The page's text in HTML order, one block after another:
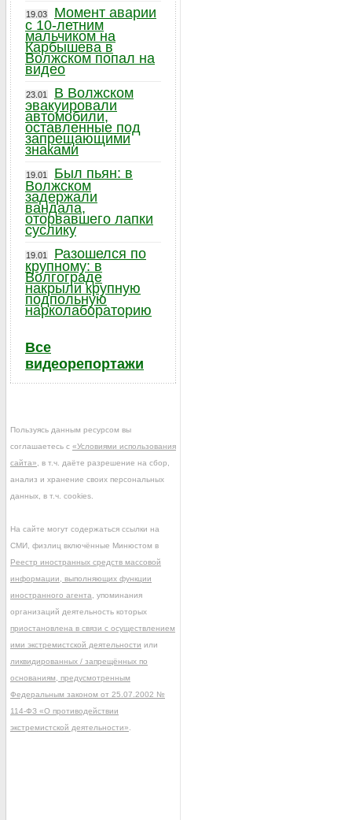
19.03
Момент аварии
с 10-летним
мальчиком на
Карбышева в
Волжском попал на
видео
23.01
В Волжском
эвакуировали
автомобили,
оставленные под
запрещающими
знаками
19.01
Был пьян: в
Волжском
задержали
вандала,
оторвавшего лапки
суслику
19.01
Разошелся по
крупному: в
Волгограде
накрыли крупную
подпольную
нарколабораторию
Все
видеорепортажи
Пользуясь данным ресурсом вы
соглашаетесь с «Условиями использования
сайта» , в т.ч. даёте разрешение на сбор,
анализ и хранение своих персональных
данных, в т.ч. cookies.
На сайте могут содержаться ссылки на
СМИ, физлиц включённые Минюстом в
Реестр иностранных средств массовой
информации, выполняющих функции
иностранного агента , упоминания
организаций деятельность которых
приостановлена в связи с осуществлением
ими экстремистской деятельности или
ликвидированных / запрещённых по
основаниям, предусмотренным
Федеральным законом от 25.07.2002 №
114-ФЗ «О противодействии
экстремистской деятельности»